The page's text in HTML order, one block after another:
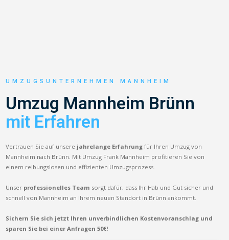
UMZUGSUNTERNEHMEN MANNHEIM
Umzug Mannheim Brünn
mit Erfahren
Vertrauen Sie auf unsere jahrelange Erfahrung für Ihren Umzug von
Mannheim nach Brünn. Mit Umzug Frank Mannheim profitieren Sie von
einem reibungslosen und effizienten Umzugsprozess.
Unser professionelles Team sorgt dafür, dass Ihr Hab und Gut sicher und
schnell von Mannheim an Ihrem neuen Standort in Brünn ankommt.
Sichern Sie sich jetzt Ihren unverbindlichen Kostenvoranschlag und
sparen Sie bei einer Anfragen 50€!